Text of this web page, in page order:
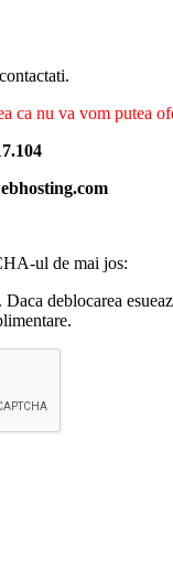
nu va vom putea
ul de mai jos:
deblocarea